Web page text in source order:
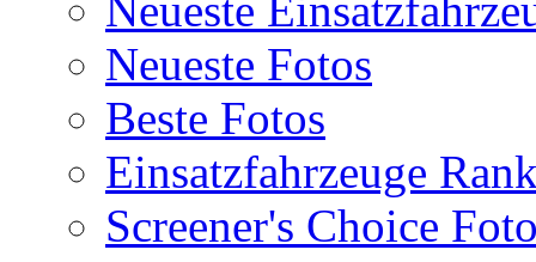
Neueste Fotos
Beste Fotos
Einsatzfahrzeuge
Screener's Choice